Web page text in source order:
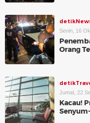
Senin, 16
Orang
Jumat, 22
Kacau!